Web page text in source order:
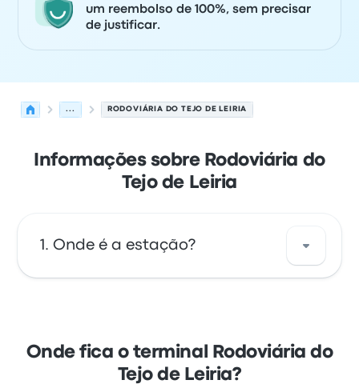
um reembolso de 100%, sem precisar
de justificar.
... RODOVIÁRIA DO TEJO DE LEIRIA
Informações sobre Rodoviária do
Tejo de Leiria
Onde é a estação?
Portugal. Veja a localização desta paragem
de autocarro em/no Leiria no mapa.
Onde fica o terminal Rodoviária do
Tejo de Leiria?